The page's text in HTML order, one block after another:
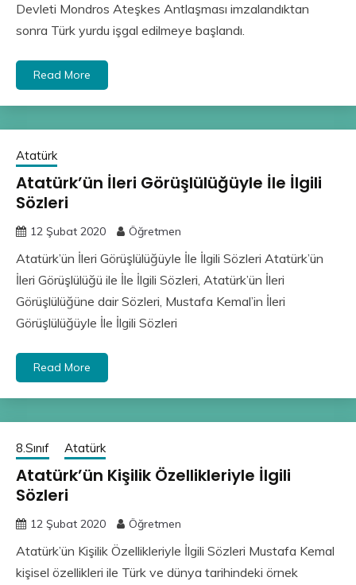
Devleti Mondros Ateşkes Antlaşması imzalandıktan
sonra Türk yurdu işgal edilmeye başlandı.
Read More
Atatürk
Atatürk’ün İleri Görüşlülüğüyle İle İlgili
Sözleri
12 Şubat 2020 Öğretmen
Atatürk’ün İleri Görüşlülüğüyle İle İlgili Sözleri Atatürk’ün
İleri Görüşlülüğü ile İle İlgili Sözleri, Atatürk’ün İleri
Görüşlülüğüne dair Sözleri, Mustafa Kemal’in İleri
Görüşlülüğüyle İle İlgili Sözleri
Read More
8.Sınıf Atatürk
Atatürk’ün Kişilik Özellikleriyle İlgili
Sözleri
12 Şubat 2020 Öğretmen
Atatürk’ün Kişilik Özellikleriyle İlgili Sözleri Mustafa Kemal
kişisel özellikleri ile Türk ve dünya tarihindeki örnek